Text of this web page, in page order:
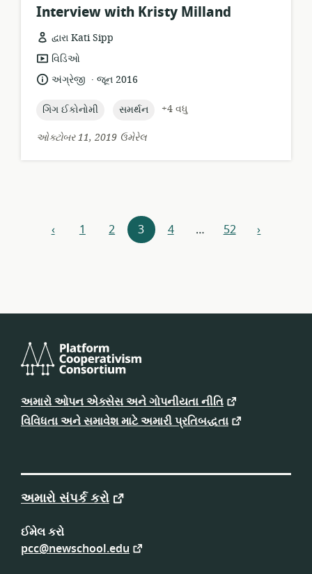
Interview with Kristy Milland
દ્વારા Kati Sipp
સંસાધન
બંધારણ:
વિડિઓ
ભાષા:અંગ્રેજી .
પ્રકાશન
જૂન 2016
topic:
ગિગ ઈકોનોમી topic:
સમર્થન
+4 વધુ
ઓક્ટોબર 11, 2019 ઉમેરેલ
સંસાધન
‹અગાઉનાં
1 2 3 4 … 52 આગળ
›
પ્લેટફોર્મ
કોઓપરેટિવિઝમ
કન્સોર્ટિયમ
અમારો ઓપન એક્સેસ અને ગોપનીયતા નીતિ
વિવિધતા અને સમાવેશ માટે અમારી પ્રતિબદ્ધતા
અમારો સંપર્ક કરો
ઈમેલ કરો
pcc@newschool.edu